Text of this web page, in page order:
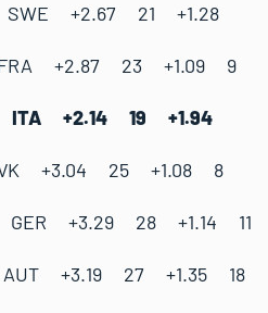
SWE +2.67 21 +1.28
FRA +2.87 23 +1.09 9
ITA +2.14 19 +1.94
+3.04 25 +1.08 8
GER +3.29 28 +1.14 11
AUT +3.19 27 +1.35 18